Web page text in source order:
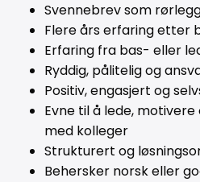
Svennebrev som
Flere års erfaring etter
Erfaring fra bas- eller
Ryddig, pålitelig og
Positiv, engasjert og
Evne til å lede,
med kolleger
Strukturert og
Behersker norsk eller